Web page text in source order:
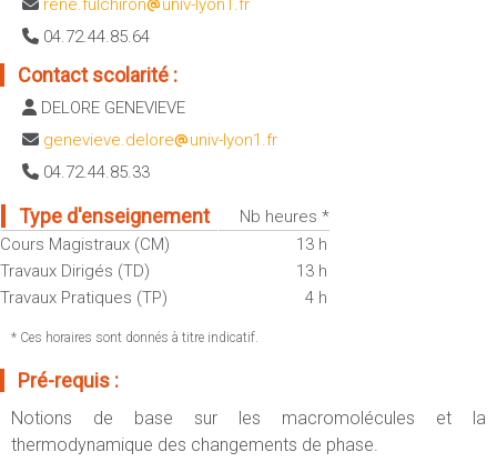
Sportives)
UFR FS (Chimie, Mathématique, Physique)
UFR Biosciences (Biologie, Biochimie)
GEP (Génie Electrique des Procédés - Département composante)
Informatique (Département Composante)
Mécanique (Département composante)
Fermer
OUTILS
Intranet des personnels
Moodle
Emploi du temps
Stage et emploi
Portefeuille d'Expériences et
de Compétences
Fermer
rene.fulchiron
univ-lyon1.fr
04.72.44.85.64
Contact scolarité :
DELORE GENEVIEVE
genevieve.delore
univ-lyon1.fr
04.72.44.85.33
Type d'enseignement
Nb heures *
Cours Magistraux (CM)
13 h
Travaux Dirigés (TD)
13 h
Travaux Pratiques (TP)
4 h
* Ces horaires sont donnés à titre indicatif.
Pré-requis :
Notions de base sur les macromolécules et la
thermodynamique des changements de phase.